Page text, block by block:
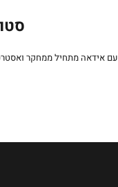
עם אידאה מתחיל ממחקר